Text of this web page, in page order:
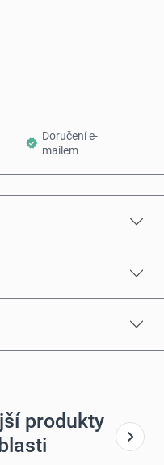
Doručení e-
mailem
produkty